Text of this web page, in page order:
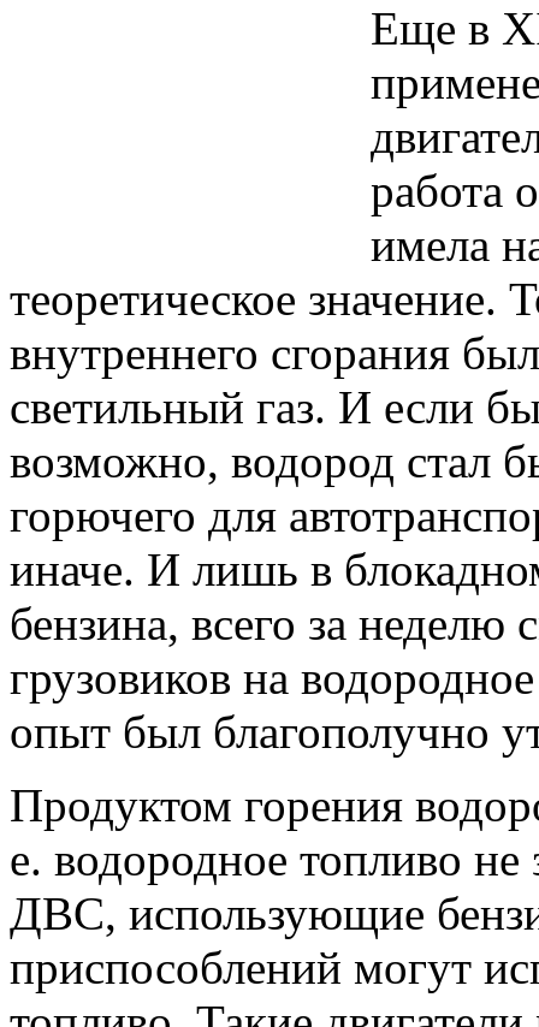
Еще в
работа
имела
теоретическое значение.
внутреннего сгорания
светильный газ. И если
возможно, водород стал
горючего для
иначе. И лишь в
бензина, всего за неделю
грузовиков на
опыт был благополучно
Продуктом горения
е. водородное топливо
ДВС, использующие
приспособлений могут